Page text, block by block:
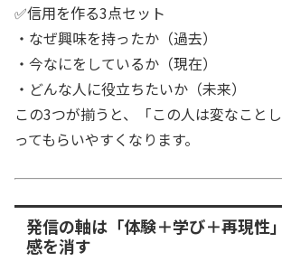
✅信用を作る3点セット
・なぜ興味を持ったか（過去）
・今なにをしているか（現在）
・どんな人に役立ちたいか（未来）
この3つが揃うと、「この人は変なこと
ってもらいやすくなります。
発信の軸は「体験＋学び＋再現性
感を消す